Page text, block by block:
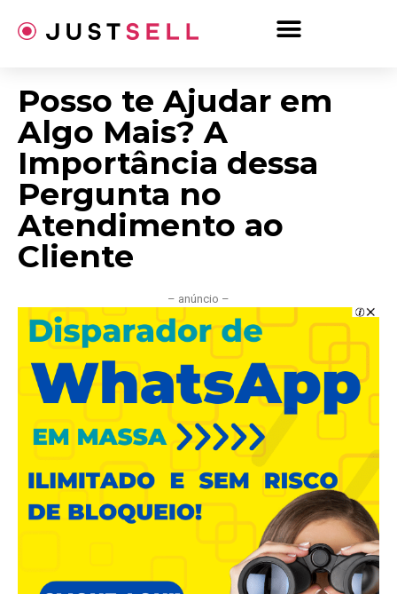
para
Posso te Ajudar em
Algo Mais? A
Importância dessa
Pergunta no
Atendimento ao
Cliente
– anúncio –